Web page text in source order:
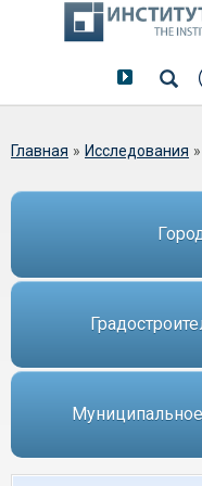
Вы здесь
Главная » Исследования »